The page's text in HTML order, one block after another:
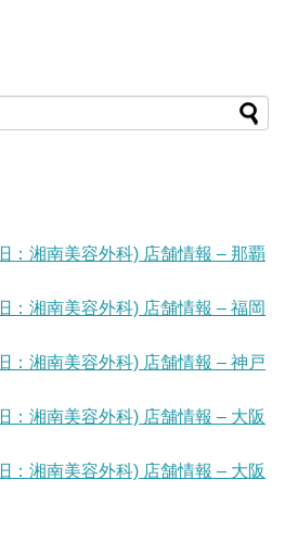
：湘南美容外科) 店舗情報 – 那覇
：湘南美容外科) 店舗情報 – 福岡
：湘南美容外科) 店舗情報 – 神戸
：湘南美容外科) 店舗情報 – 大阪
：湘南美容外科) 店舗情報 – 大阪